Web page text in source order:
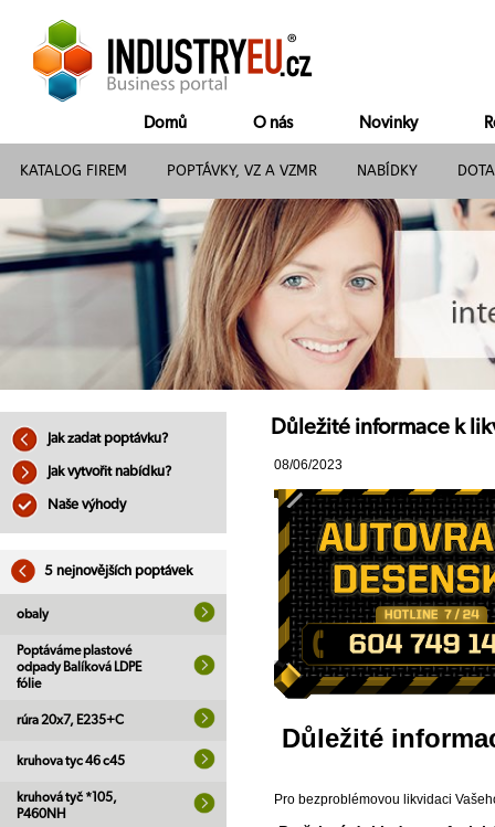
Domů O nás Novinky
KATALOG FIREM POPTÁVKY, VZ A VZMR NABÍDKY
Jak zadat poptávku?
Jak vytvořit nabídku?
Naše výhody
5 nejnovějších poptávek
obaly
Poptáváme plastové
odpady Balíková LDPE
fólie
rúra 20x7, E235+C
kruhova tyc 46 c45
kruhová tyč *105,
P460NH
Důležité informace k
08/06/2023
Důležité
Pro bezproblémovou likvidaci